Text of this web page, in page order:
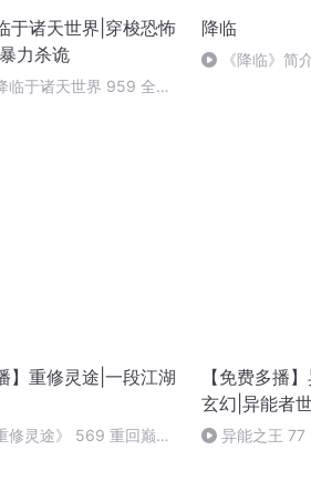
于诸天世界|穿梭恐怖
力杀诡
临于诸天世界 959 全人
降临
《降临》简
】重修灵途|一段江湖
修灵途》 569 重回巅峰
【免费多播
玄幻|异能者
异能之王 77